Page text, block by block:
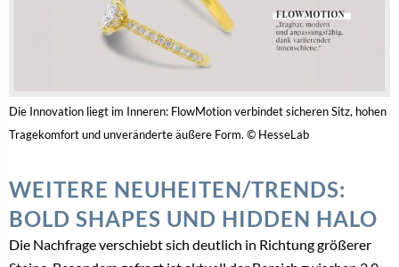
Die Innovation liegt im Inneren: FlowMotion verbindet sicheren Sitz, hohen
Tragekomfort und unveränderte äußere Form. © HesseLab
WEITERE NEUHEITEN/TRENDS:
BOLD SHAPES UND HIDDEN HALO
Die Nachfrage verschiebt sich deutlich in Richtung größerer